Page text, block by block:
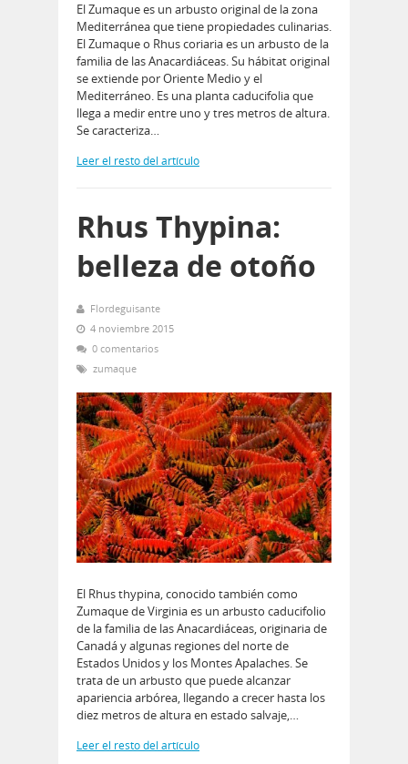
El Zumaque es un arbusto original de la zona
Mediterránea que tiene propiedades culinarias.
El Zumaque o Rhus coriaria es un arbusto de la
familia de las Anacardiáceas. Su hábitat original
se extiende por Oriente Medio y el
Mediterráneo. Es una planta caducifolia que
llega a medir entre uno y tres metros de altura.
Se caracteriza…
Leer el resto del artículo
Rhus Thypina:
belleza de otoño
Flordeguisante
4 noviembre 2015
0 comentarios
zumaque
El Rhus thypina, conocido también como
Zumaque de Virginia es un arbusto caducifolio
de la familia de las Anacardiáceas, originaria de
Canadá y algunas regiones del norte de
Estados Unidos y los Montes Apalaches. Se
trata de un arbusto que puede alcanzar
apariencia arbórea, llegando a crecer hasta los
diez metros de altura en estado salvaje,…
Leer el resto del artículo